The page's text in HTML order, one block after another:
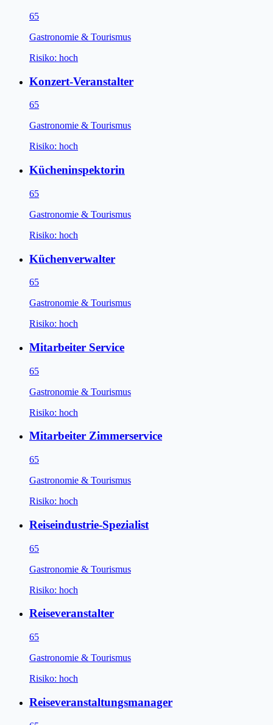
65
Gastronomie & Tourismus
Risiko: hoch
Konzert-Veranstalter
65
Gastronomie & Tourismus
Risiko: hoch
Kücheninspektorin
65
Gastronomie & Tourismus
Risiko: hoch
Küchenverwalter
65
Gastronomie & Tourismus
Risiko: hoch
Mitarbeiter Service
65
Gastronomie & Tourismus
Risiko: hoch
Mitarbeiter Zimmerservice
65
Gastronomie & Tourismus
Risiko: hoch
Reiseindustrie-Spezialist
65
Gastronomie & Tourismus
Risiko: hoch
Reiseveranstalter
65
Gastronomie & Tourismus
Risiko: hoch
Reiseveranstaltungsmanager